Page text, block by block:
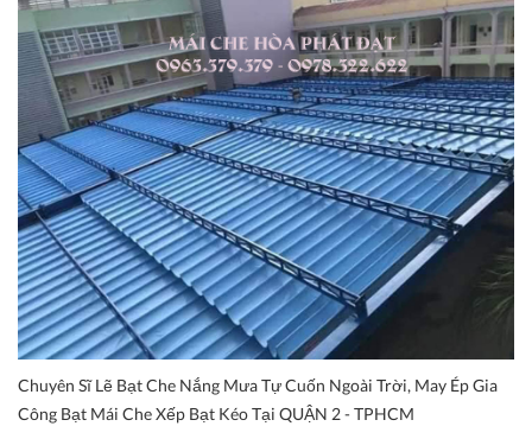
Chuyên Sĩ Lẽ Bạt Che Nắng Mưa Tự Cuốn Ngoài Trời, May Ép Gia
Công Bạt Mái Che Xếp Bạt Kéo Tại QUẬN 2 - TPHCM